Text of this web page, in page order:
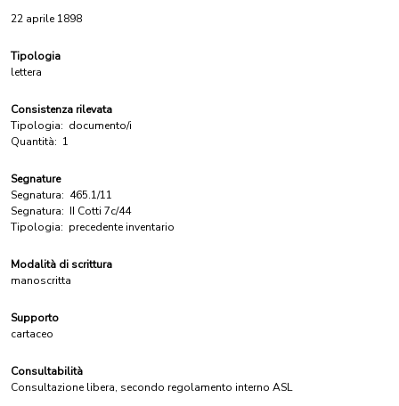
22 aprile 1898
Tipologia
lettera
Consistenza rilevata
Tipologia: documento/i
Quantità: 1
Segnature
Segnatura: 465.1/11
Segnatura: II Cotti 7c/44
Tipologia: precedente inventario
Modalità di scrittura
manoscritta
Supporto
cartaceo
Consultabilità
Consultazione libera, secondo regolamento interno ASL